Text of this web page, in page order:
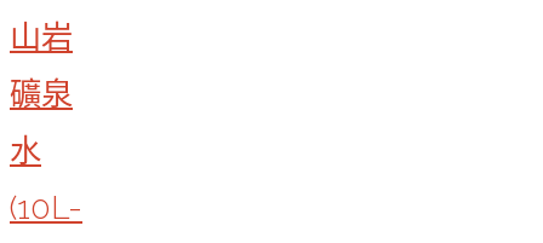
山岩
礦泉
水
(10L-